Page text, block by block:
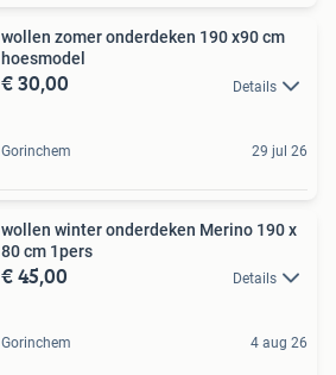
wollen zomer onderdeken 190 x90 cm
hoesmodel
€ 30,00 Details
Gorinchem 29 jul 26
wollen winter onderdeken Merino 190 x
80 cm 1pers
€ 45,00 Details
Gorinchem 4 aug 26